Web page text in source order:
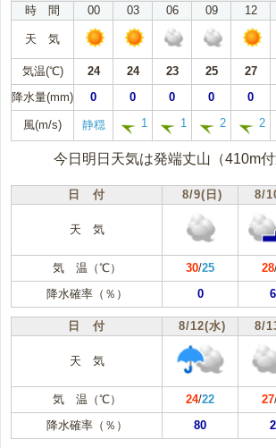
時 間
00 03 06 09 12
天 気
気温(℃) 24 24 23 25 27
降水量(mm)
0 0 0 0 0
風(m/s) 静穏 1 1 2 2
今日明日天気は発端丈山（410m付
日 付 8/9(日) 8/
天 気
気 温（℃） 30/25 28
降水確率（％）
0
日 付 8/12(水) 8/
天 気
気 温（℃） 24/22 27
降水確率（％）
80